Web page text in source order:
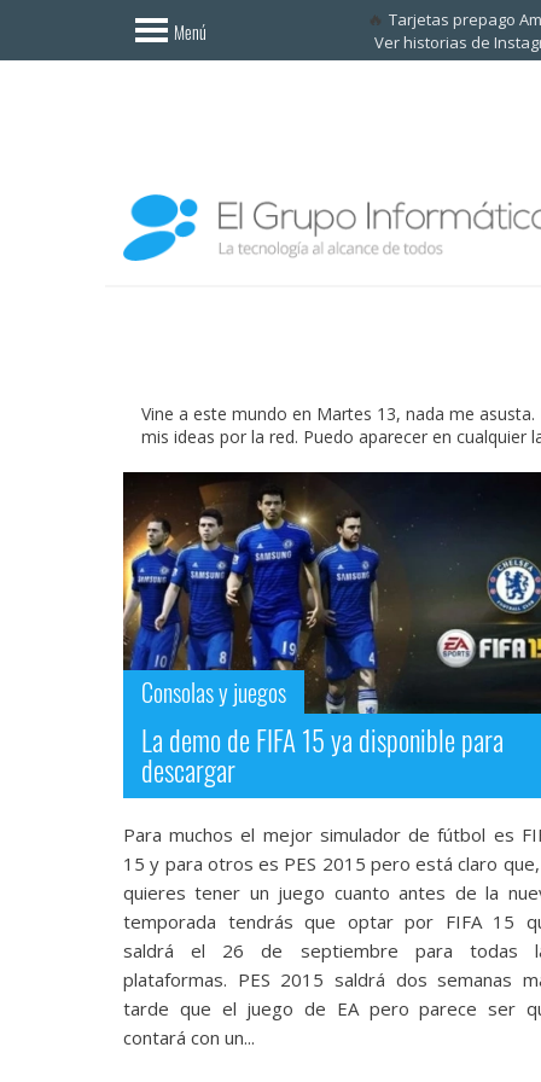
Menú Tarjetas prepago
Ver historias de
sesión /
Plataformas
Operadores
Ciberseguridad
Vine a este mundo en Martes 13, nada me
mis ideas por la red. Puedo aparecer en cualquier
Consolas y juegos
La demo de FIFA 15 ya disponible para
descargar
Para muchos el mejor simulador de fútbol es
15 y para otros es PES 2015 pero está claro
quieres tener un juego cuanto antes de la
temporada tendrás que optar por FIFA 15
saldrá el 26 de septiembre para todas
plataformas. PES 2015 saldrá dos semanas
tarde que el juego de EA pero parece ser
contará con un...